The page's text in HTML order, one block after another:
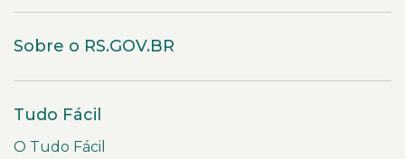
Sobre o RS.GOV.BR
Tudo Fácil
O Tudo Fácil